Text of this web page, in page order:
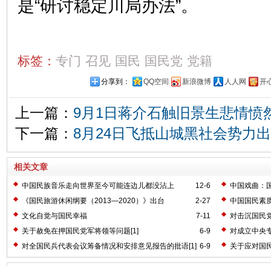
是“研讨稳定川局办法”。
标签： 专门 召见 国民 国民党 党籍
分享到： QQ空间 新浪微博 人人网 开
上一篇： 9月1日蒋介石触旧景生悲情愤
下一篇： 8月24日飞抵山城黑社会势力
相关文章
12-6
中国民族音乐走向世界至今可能连边儿都没沾上
中国戏曲：
2-27
《国民旅游休闲纲要（2013—2020）》出台
中国国民素
7-11
文化自觉与国民幸福
对击沉国民
的批语[1]
6-9
关于赦免在押国民党军将领等问题[1]
对成立中央
6-9
对全国民兵代表会议筹备情况和安排意见报告的批语[1] 关于应对国